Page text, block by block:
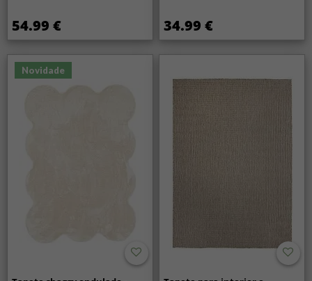
54.99 € 34.99 €
Novidade